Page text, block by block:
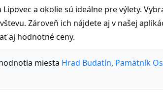
a okolie sú ideálne pre výlety.
Zároveň ich nájdete aj v našej
aj hodnotné ceny.
miesta Hrad Budatín, Pamätník